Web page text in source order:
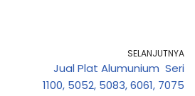
SELANJUTNYA
Jual Plat Alumunium Seri
1100, 5052, 5083, 6061, 7075